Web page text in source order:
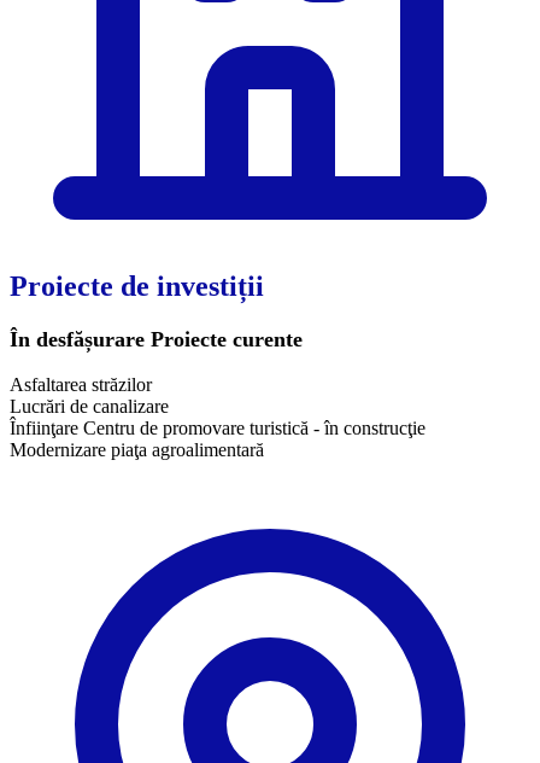
Proiecte de investiții
În desfășurare Proiecte curente
Asfaltarea străzilor
Lucrări de canalizare
Înfiinţare Centru de promovare turistică - în construcţie
Modernizare piaţa agroalimentară